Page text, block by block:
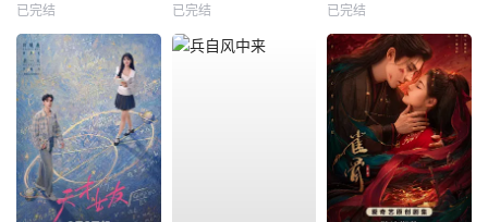
已完结 已完结 已完结